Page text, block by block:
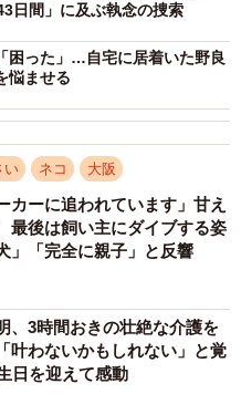
むことができるようにな
た。深川さんは小学4年生
の仕方を教えた。
日間」に及ぶ執念の捜索
困った」…自宅に居着いた野良
悩ませる
い ネコ 大阪
カーに追われています」甘え
後は飼い主にダイブする姿
」「完全に親子」と反響
、3時間おきの壮絶な介護を
わないかもしれない」と覚
日を迎えて感動